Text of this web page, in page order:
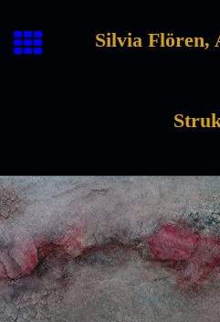
Silvia Flören,